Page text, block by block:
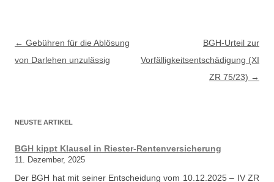
Beitragsnavigation
← Gebühren für die Ablösung
von Darlehen unzulässig
BGH-Urteil zur
Vorfälligkeitsentschädigung (XI
ZR 75/23) →
NEUSTE ARTIKEL
BGH kippt Klausel in Riester-Rentenversicherung
11. Dezember, 2025
Der BGH hat mit seiner Entscheidung vom 10.12.2025 – IV ZR